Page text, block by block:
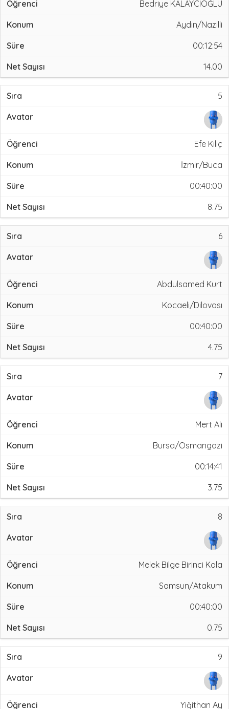
Bedriye KALAYCIOĞLU
Aydın/Nazilli
00:12:54
14.00
5
Efe Kılıç
İzmir/Buca
00:40:00
8.75
6
Abdulsamed Kurt
Kocaeli/Dilovası
00:40:00
4.75
7
Mert Ali
Bursa/Osmangazi
00:14:41
3.75
8
Melek Bilge Birinci Kola
Samsun/Atakum
00:40:00
0.75
9
Yiğithan Ay